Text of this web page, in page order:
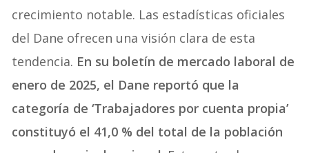
crecimiento notable. Las estadísticas oficiales
del Dane ofrecen una visión clara de esta
tendencia. En su boletín de mercado laboral de
enero de 2025, el Dane reportó que la
categoría de ‘Trabajadores por cuenta propia’
constituyó el 41,0 % del total de la población